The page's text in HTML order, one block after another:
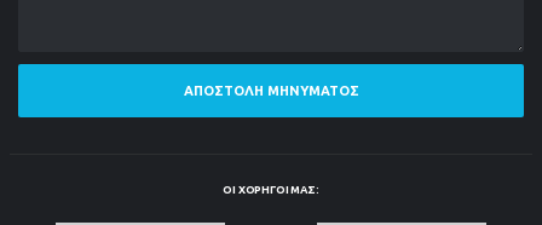
ΑΠΟΣΤΟΛΉ ΜΗΝΎΜΑΤΟΣ
ΟΙ ΧΟΡΗΓΟΊ ΜΑΣ: